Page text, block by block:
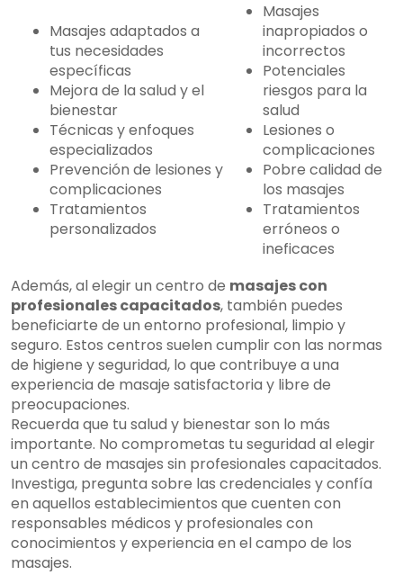
Masajes adaptados a
tus necesidades
específicas
Mejora de la salud y el
bienestar
Técnicas y enfoques
especializados
Prevención de lesiones y
complicaciones
Tratamientos
personalizados
Masajes
inapropiados o
incorrectos
Potenciales
riesgos para la
salud
Lesiones o
complicaciones
Pobre calidad de
los masajes
Tratamientos
erróneos o
ineficaces
Además, al elegir un centro de masajes con
profesionales capacitados, también puedes
beneficiarte de un entorno profesional, limpio y
seguro. Estos centros suelen cumplir con las normas
de higiene y seguridad, lo que contribuye a una
experiencia de masaje satisfactoria y libre de
preocupaciones.
Recuerda que tu salud y bienestar son lo más
importante. No comprometas tu seguridad al elegir
un centro de masajes sin profesionales capacitados.
Investiga, pregunta sobre las credenciales y confía
en aquellos establecimientos que cuenten con
responsables médicos y profesionales con
conocimientos y experiencia en el campo de los
masajes.